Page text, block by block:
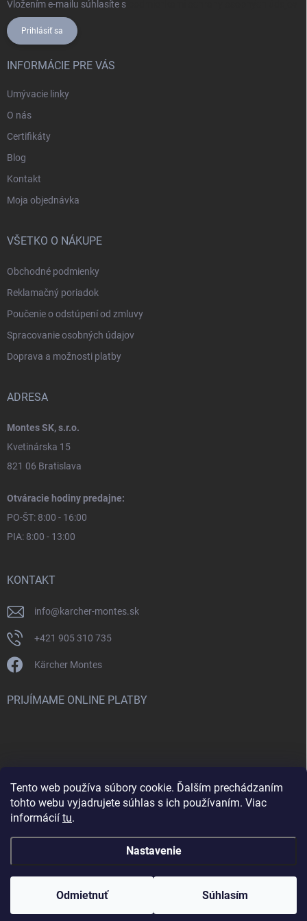
Tento web používa súbory cookie. Ďalším prechádzaním
tohto webu vyjadrujete súhlas s ich používaním. Viac
informácií tu.
Nastavenie
Odmietnuť Súhlasím
Vložením e-mailu súhlasíte s
Prihlásiť sa
INFORMÁCIE PRE VÁS
Umývacie linky
O nás
Certifikáty
Blog
Kontakt
Moja objednávka
VŠETKO O NÁKUPE
Obchodné podmienky
Reklamačný poriadok
Poučenie o odstúpení od zmluvy
Spracovanie osobných údajov
Doprava a možnosti platby
ADRESA
Montes SK, s.r.o.
Kvetinárska 15
821 06 Bratislava
Otváracie hodiny predajne:
PO-ŠT: 8:00 - 16:00
PIA: 8:00 - 13:00
KONTAKT
info@karcher-montes.sk
+421 905 310 735
Kärcher Montes
PRIJÍMAME ONLINE PLATBY
Nenašli ste čo ste hľadali? Máte záujem o inú značku? Skúste
navštíviť aj našu stránku Montclean.sk
Vytvoril Shoptet
Copyright 2026 karcher-montes.sk . Všetky práva vyhradené.